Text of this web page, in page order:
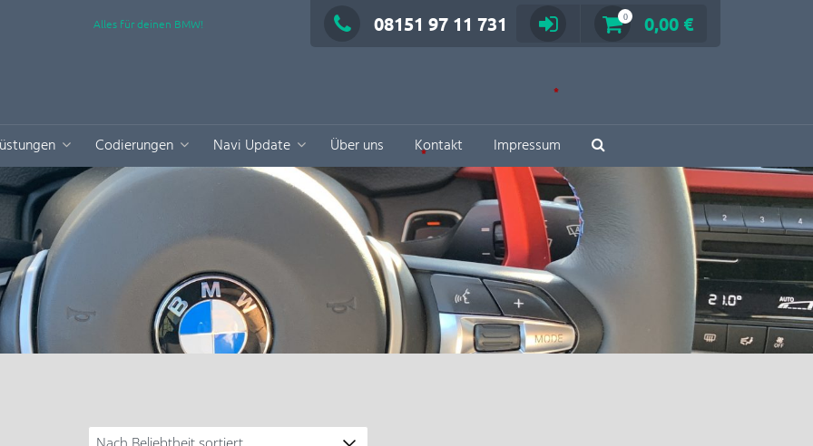
Alles für deinen BMW! 08151 97 11 731 0 0,00 €
Codierungen Navi Update Über uns Kontakt Impressum